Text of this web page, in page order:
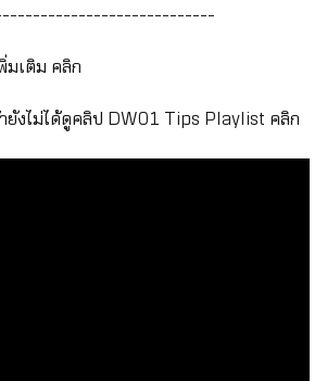
มเติม คลิก
ยังไม่ได้ดูคลิป DW01 Tips Playlist คลิก